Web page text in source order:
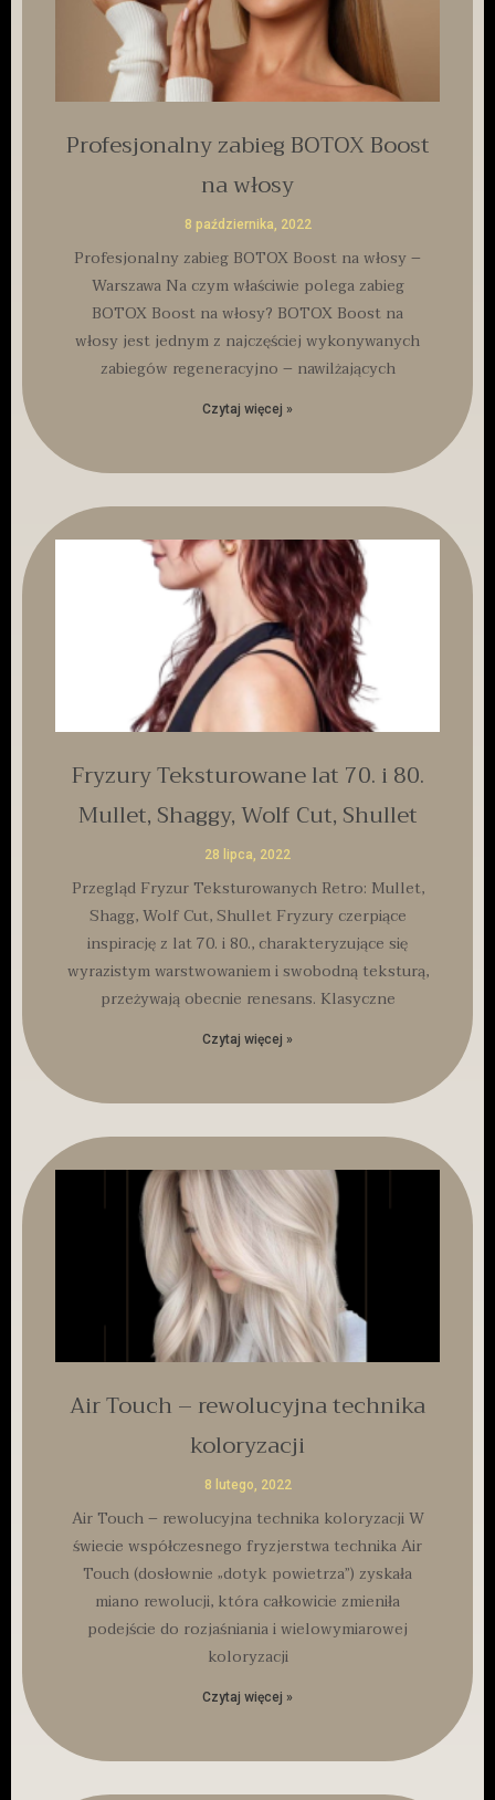
Profesjonalny zabieg BOTOX Boost
na włosy
8 października, 2022
Profesjonalny zabieg BOTOX Boost na włosy –
Warszawa Na czym właściwie polega zabieg
BOTOX Boost na włosy? BOTOX Boost na
włosy jest jednym z najczęściej wykonywanych
zabiegów regeneracyjno – nawilżających
Czytaj więcej »
Fryzury Teksturowane lat 70. i 80.
Mullet, Shaggy, Wolf Cut, Shullet
28 lipca, 2022
Przegląd Fryzur Teksturowanych Retro: Mullet,
Shagg, Wolf Cut, Shullet Fryzury czerpiące
inspirację z lat 70. i 80., charakteryzujące się
wyrazistym warstwowaniem i swobodną teksturą,
przeżywają obecnie renesans. Klasyczne
Czytaj więcej »
Air Touch – rewolucyjna technika
koloryzacji
8 lutego, 2022
Air Touch – rewolucyjna technika koloryzacji W
świecie współczesnego fryzjerstwa technika Air
Touch (dosłownie „dotyk powietrza”) zyskała
miano rewolucji, która całkowicie zmieniła
podejście do rozjaśniania i wielowymiarowej
koloryzacji
Czytaj więcej »